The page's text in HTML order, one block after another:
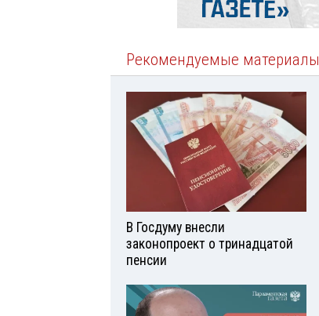
Рекомендуемые материалы
В Госдуму внесли
законопроект о тринадцатой
пенсии